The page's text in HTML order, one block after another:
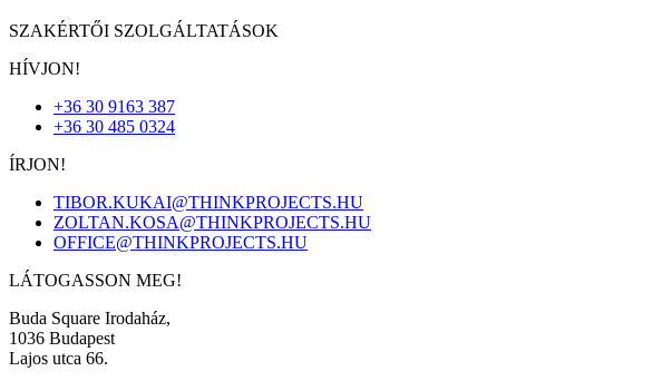
SZAKÉRTŐI SZOLGÁLTATÁSOK
HÍVJON!
+36 30 9163 387
+36 30 485 0324
ÍRJON!
TIBOR.KUKAI@THINKPROJECTS.HU
ZOLTAN.KOSA@THINKPROJECTS.HU
OFFICE@THINKPROJECTS.HU
LÁTOGASSON MEG!
Buda Square Irodaház,
1036 Budapest
Lajos utca 66.